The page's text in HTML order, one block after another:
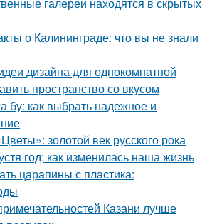
о Калининграде: что вы не знали
дизайна для однокомнатной
пространство со вкусом
бу: как выбрать надежное и
золотой век русского рока
год: как изменилась наша жизнь
царапины с пластика:
Казани лучше